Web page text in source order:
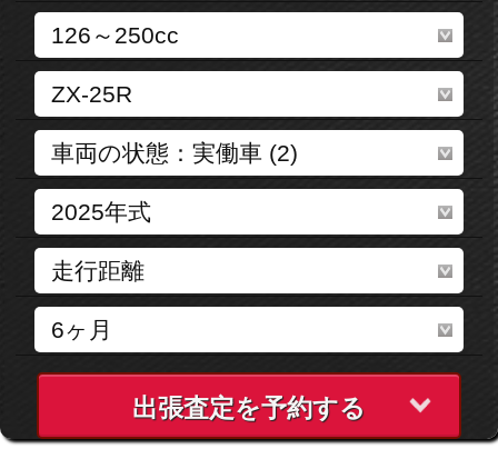
出張査定を予約する